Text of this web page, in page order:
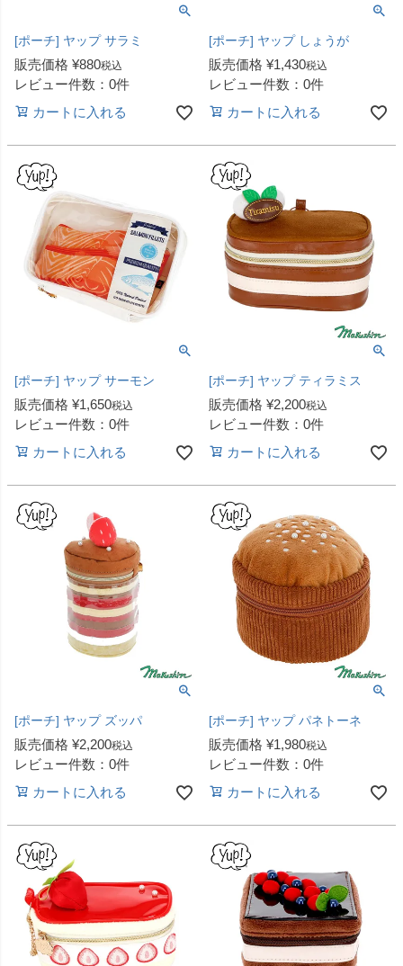
[ポーチ] ヤップ サラミ
販売価格 ¥880税込
レビュー件数：0件
カートに入れる
[ポーチ] ヤップ しょうが
販売価格 ¥1,430税込
レビュー件数：0件
カートに入れる
[ポーチ] ヤップ サーモン
販売価格 ¥1,650税込
レビュー件数：0件
カートに入れる
[ポーチ] ヤップ ティラミス
販売価格 ¥2,200税込
レビュー件数：0件
カートに入れる
[ポーチ] ヤップ ズッパ
販売価格 ¥2,200税込
レビュー件数：0件
カートに入れる
[ポーチ] ヤップ パネトーネ
販売価格 ¥1,980税込
レビュー件数：0件
カートに入れる